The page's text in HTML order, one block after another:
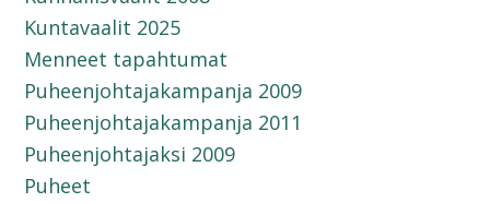
Kuntavaalit 2025
Menneet tapahtumat
Puheenjohtajakampanja 2009
Puheenjohtajakampanja 2011
Puheenjohtajaksi 2009
Puheet